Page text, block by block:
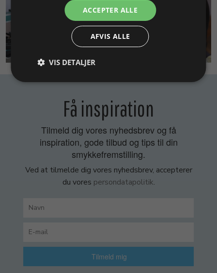
SMYKKEKURSER
Få inspiration
Tilmeld dig vores nyhedsbrev og få
inspiration, gode tilbud og tips til din
smykkefremstilling.
Ved at tilmelde dig vores nyhedsbrev, accepterer
du vores persondatapolitik.
Tilmeld mig
ACCEPTER ALLE
AFVIS ALLE
VIS DETALJER